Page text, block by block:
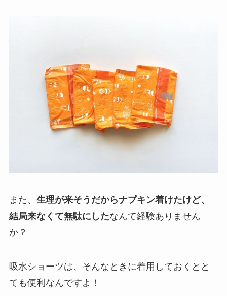
また、 生理が来そうだからナプキン着けたけど、
結局来なくて無駄にしたなんて経験ありません
か？
吸水ショーツは、そんなときに着用しておくとと
ても便利なんですよ！